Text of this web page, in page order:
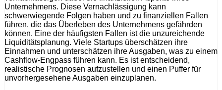
Unternehmens. Diese Vernachlässigung kann
schwerwiegende Folgen haben und zu finanziellen Fallen
führen, die das Überleben des Unternehmens gefährden
können. Eine der häufigsten Fallen ist die unzureichende
Liquiditätsplanung. Viele Startups überschätzen ihre
Einnahmen und unterschätzen ihre Ausgaben, was zu einem
Cashflow-Engpass führen kann. Es ist entscheidend,
realistische Prognosen aufzustellen und einen Puffer für
unvorhergesehene Ausgaben einzuplanen.